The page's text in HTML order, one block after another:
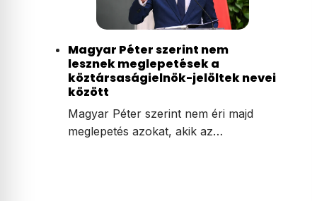
Magyar Péter szerint nem
lesznek meglepetések a
köztársaságielnök-jelöltek nevei
között
Magyar Péter szerint nem éri majd
meglepetés azokat, akik az…